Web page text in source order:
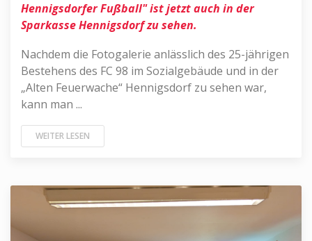
Hennigsdorfer Fußball" ist jetzt auch in der
Sparkasse Hennigsdorf zu sehen.
Nachdem die Fotogalerie anlässlich des 25-jährigen
Bestehens des FC 98 im Sozialgebäude und in der
„Alten Feuerwache“ Hennigsdorf zu sehen war,
kann man ...
WEITER LESEN